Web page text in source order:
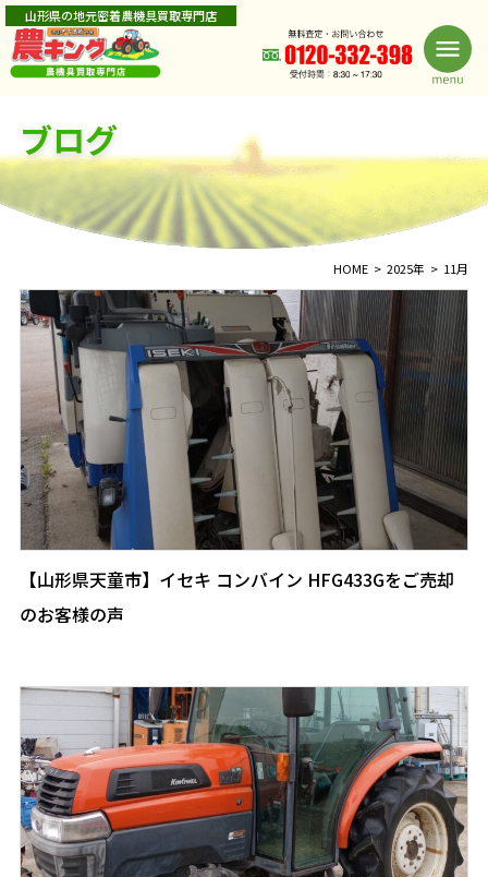
山形県の地元密着農機具買取専門店
ブログ
HOME 2025年 11月
【山形県天童市】イセキ コンバイン HFG433Gをご売却
のお客様の声